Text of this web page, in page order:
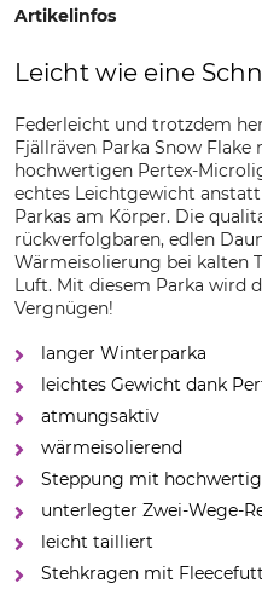
Artikelinfos
Leicht wie eine
Federleicht und trotzdem
Fjällräven Parka Snow
hochwertigen Pertex-
echtes Leichtgewicht
Parkas am Körper. Die
rückverfolgbaren, edlen
Wärmeisolierung bei kalten
Luft. Mit diesem Parka wird
Vergnügen!
langer Winterparka
leichtes Gewicht dank
atmungsaktiv
wärmeisolierend
Steppung mit
unterlegter Zwei-Wege-
leicht tailliert
Stehkragen mit